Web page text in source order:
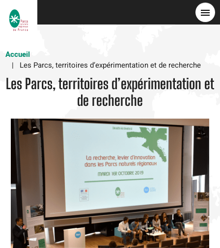
Accueil
Les Parcs, territoires d’expérimentation et de recherche
Les Parcs, territoires d’expérimentation et
de recherche